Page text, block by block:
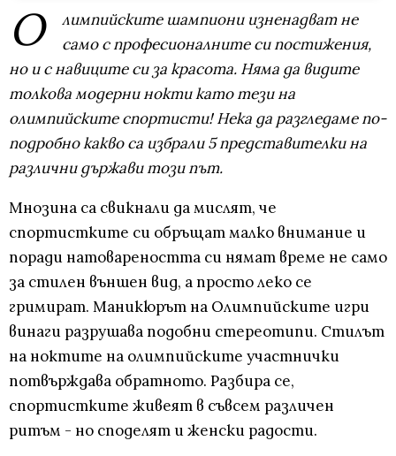
О
лимпийските шампиони изненадват не
само с професионалните си постижения,
но и с навиците си за красота. Няма да видите
толкова модерни нокти като тези на
олимпийските спортисти! Нека да разгледаме по-
подробно какво са избрали 5 представителки на
различни държави този път.
Мнозина са свикнали да мислят, че
спортистките си обръщат малко внимание и
поради натовареността си нямат време не само
за стилен външен вид, а просто леко се
гримират. Маникюрът на Олимпийските игри
винаги разрушава подобни стереотипи. Стилът
на ноктите на олимпийските участнички
потвърждава обратното. Разбира се,
спортистките живеят в съвсем различен
ритъм - но споделят и женски радости.